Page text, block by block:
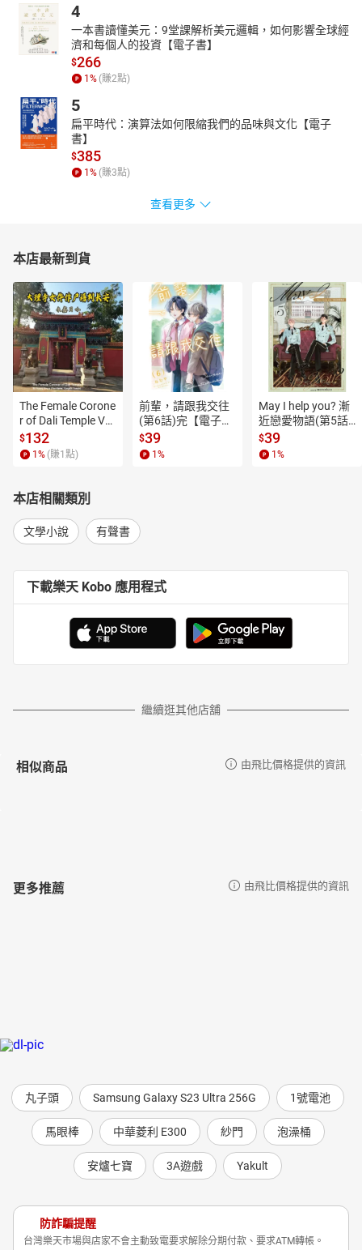
4
一本書讀懂美元：9堂課解析美元邏輯，如何影響全球經
濟和每個人的投資【電子書】
$266
1% (賺2點)
5
扁平時代：演算法如何限縮我們的品味與文化【電子
書】
$385
1% (賺3點)
查看更多
本店最新到貨
The Female Corone
r of Dali Temple Vo
l.6【有聲書】
$132
1 % (賺1 點)
前輩，請跟我交往
(第6話)完【電子
書】
$39
1 %
May I help you? 漸
近戀愛物語(第5話)
【電子書】
$39
1 %
本店相關類別
文學小說 有聲書
下載樂天 Kobo 應用程式
繼續逛其他店舖
相似商品 由飛比價格提供的資訊
更多推薦 由飛比價格提供的資訊
丸子頭 Samsung Galaxy S23 Ultra 256G 1號電池
馬眼棒 中華菱利 E300 紗門 泡澡桶
安爐七寶 3A遊戲 Yakult
防詐騙提醒
台灣樂天市場與店家不會主動致電要求解除分期付款、要求ATM轉帳。